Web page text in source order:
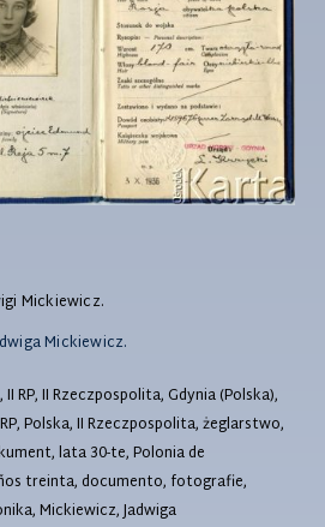
Mickiewicz.
Mickiewicz.
II RP, II Rzeczpospolita, Gdynia (Polska),
Polska, II Rzeczpospolita, żeglarstwo,
lata 30-te, Polonia de
treinta, documento, fotografie,
Mickiewicz, Jadwiga